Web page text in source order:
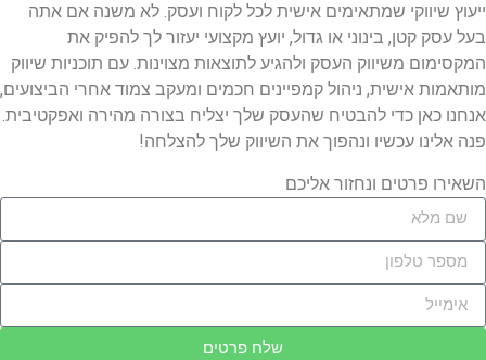
ייעוץ שיווקי שמתאימים אישית לכל לקוח ועסק. לא משנה אם אתה
בעל עסק קטן, בינוני או גדול, יועץ מקצועי יעזור לך להפיק את
המקסימום משיווק העסק ולהגיע לתוצאות מצוינות. עם תוכניות שיווק
מותאמות אישית, ניהול קמפיינים חכמים ומעקב צמוד אחרי הביצועים,
אנחנו כאן כדי להבטיח שהעסק שלך יצליח בצורה מהירה ואפקטיבית.
פנה אלינו עכשיו ונהפוך את השיווק שלך להצלחה!
השאירו פרטים ונחזור אליכם
שלח פרטים